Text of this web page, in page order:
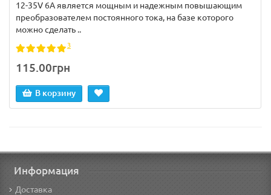
12-35V 6A является мощным и надежным повышающим
преобразователем постоянного тока, на базе которого
можно сделать ..
3
115.00грн
В корзину
Информация
Доставка